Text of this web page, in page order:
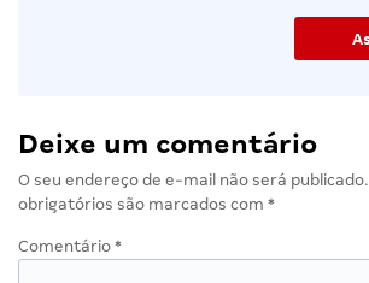
Deixe um comentário
O seu endereço de e-mail não será publicado.
obrigatórios são marcados com *
Comentário *